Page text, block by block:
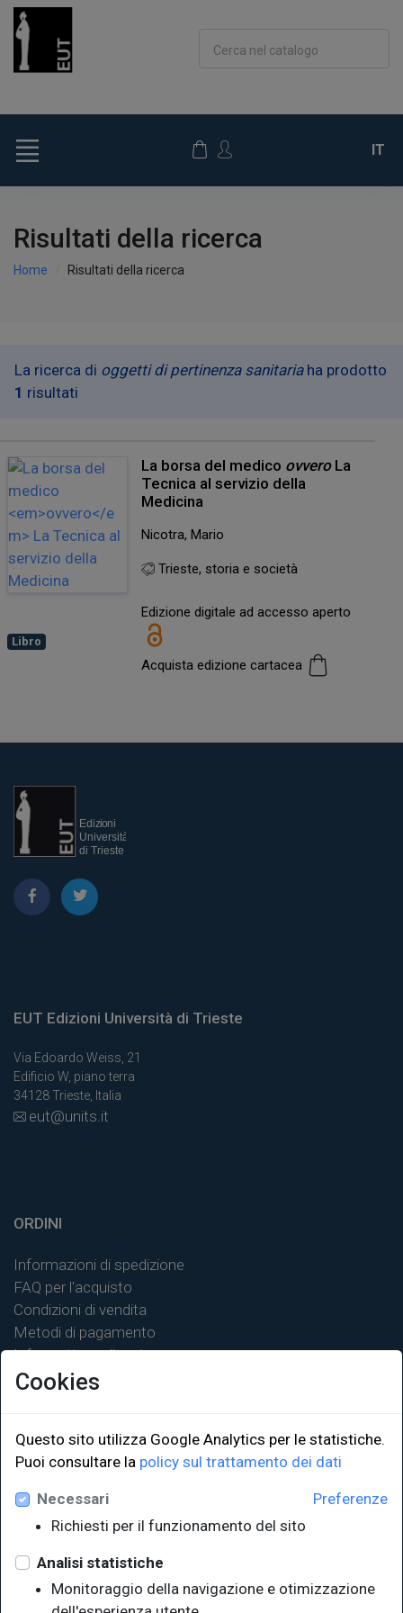
Cerca nel catalogo
IT
Risultati della ricerca
Home Risultati della ricerca
La ricerca di oggetti di pertinenza sanitariaha prodotto
1 risultati
Libro
La borsa del medico ovveroLa
Tecnica al servizio della
Medicina
Nicotra, Mario
Trieste, storia e società
Edizione digitale ad accesso aperto
Acquista edizione cartacea
EUT Edizioni Università di Trieste
Via Edoardo Weiss, 21
Edificio W, piano terra
34128 Trieste, Italia
eut@units.it
ORDINI
Informazioni di spedizione
FAQ per l'acquisto
Condizioni di vendita
Metodi di pagamento
Informativa sulla privacy
LINK ISTITUZIONALI
Università degli Studi di Trieste
Sistema Bibliotecario di Ateneo
EUT in cifre
Cookies
Questo sito utilizza Google Analytics per le statistiche.
Puoi consultare la policy sul trattamento dei dati
Preferenze
Necessari
Richiesti per il funzionamento del sito
Analisi statistiche
Monitoraggio della navigazione e otimizzazione